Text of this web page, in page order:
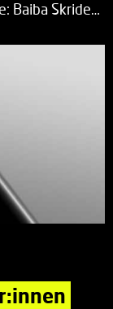
Baiba Skride…